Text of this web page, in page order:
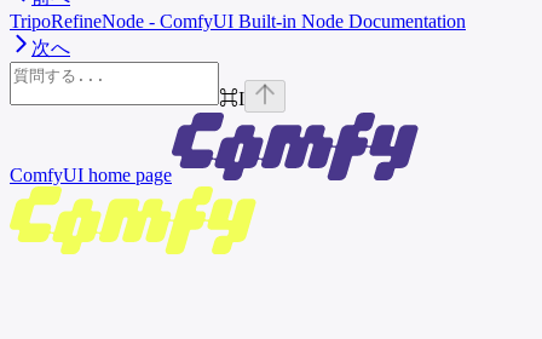
TripoRefineNode - ComfyUI Built-in Node Documentation
次へ
⌘I
ComfyUI home page